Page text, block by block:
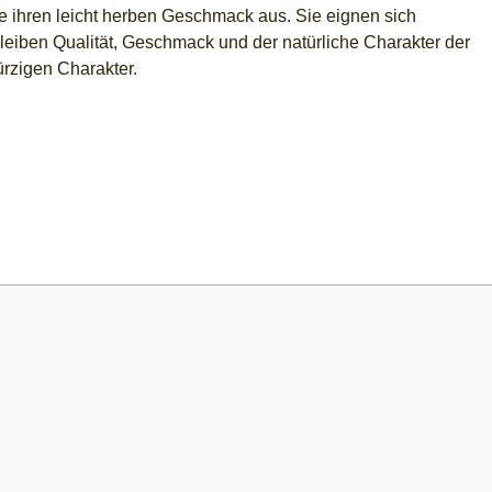
leicht herben Geschmack aus. Sie eignen sich
Qualität, Geschmack und der natürliche Charakter der
Charakter.